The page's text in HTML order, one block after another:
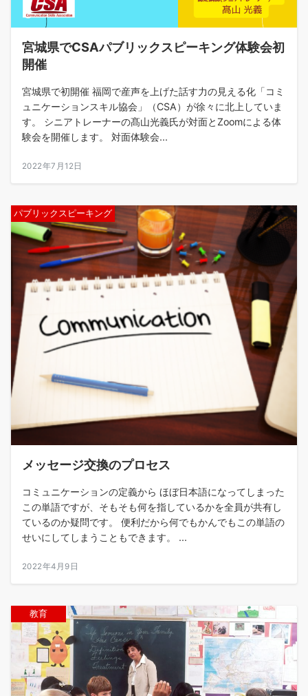
宮城県でCSAパブリックスピーキング体験会初
開催
宮城県で初開催 福岡で産声を上げた話す力の見える化「コミ
ュニケーションスキル協会」（CSA）が徐々に北上していま
す。 シニアトレーナーの髙山光義氏が対面とZoomによる体
験会を開催します。 対面体験会...
2022年7月12日
パブリックスピーキング
メッセージ交換のプロセス
コミュニケーションの定義から ほぼ日本語になってしまった
この単語ですが、そもそも何を指しているかを全員が共有し
ているのか疑問です。 便利だから何でもかんでもこの単語の
せいにしてしまうこともできます。 ...
2022年4月9日
教育